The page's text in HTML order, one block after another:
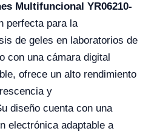
Multifuncional YR06210-
perfecta para la
de geles en laboratorios de
con una cámara digital
ofrece un alto rendimiento
y
diseño cuenta con una
electrónica adaptable a